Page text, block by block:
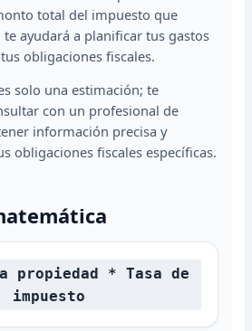
total del impuesto que
te ayudará a planificar tus gastos
obligaciones fiscales.
solo una estimación; te
con un profesional de
información precisa y
obligaciones fiscales específicas.
propiedad * Tasa de
impuesto